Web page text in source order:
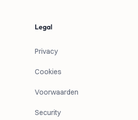
Legal
Privacy
Cookies
Voorwaarden
Security